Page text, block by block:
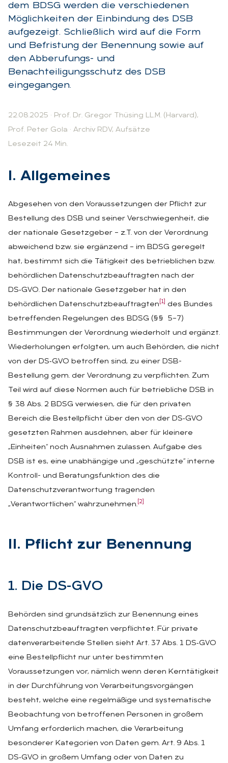
dem BDSG werden die verschiedenen
Möglichkeiten der Einbindung des DSB
aufgezeigt. Schließlich wird auf die Form
und Befristung der Benennung sowie auf
den Abberufungs- und
Benachteiligungsschutz des DSB
eingegangen.
22.08.2025 · Prof. Dr. Gregor Thüsing LL.M. (Harvard),
Prof. Peter Gola · Archiv RDV, Aufsätze
Lesezeit 24 Min.
I. All­ge­mei­nes
Abgesehen von den Voraussetzungen der Pflicht zur
Bestellung des DSB und seiner Verschwiegenheit, die
der nationale Gesetzgeber – z.T. von der Verordnung
abweichend bzw. sie ergänzend – im BDSG geregelt
hat, bestimmt sich die Tätigkeit des betrieblichen bzw.
behördlichen Datenschutzbeauftragten nach der
DS‑GVO. Der nationale Gesetzgeber hat in den
behördlichen Datenschutzbeauftragten [1]
des Bundes
betreffenden Regelungen des BDSG (§§ 5–7)
Bestimmungen der Verordnung wiederholt und ergänzt.
Wiederholungen erfolgten, um auch Behörden, die nicht
von der DS‑GVO betroffen sind, zu einer DSB-
Bestellung gem. der Verordnung zu verpflichten. Zum
Teil wird auf diese Normen auch für betriebliche DSB in
§ 38 Abs. 2 BDSG verwiesen, die für den privaten
Bereich die Bestellpflicht über den von der DS‑GVO
gesetzten Rahmen ausdehnen, aber für kleinere
„Einheiten“ noch Ausnahmen zulassen. Aufgabe des
DSB ist es, eine unabhängige und „geschützte“ interne
Kontroll- und Beratungsfunktion des die
Datenschutzverantwortung tragenden
„Verantwortlichen“ wahrzunehmen. [2]
II. Pflicht zur Be­nen­nung
1. Die DS-GVO
Behörden sind grundsätzlich zur Benennung eines
Datenschutzbeauftragten verpflichtet. Für private
datenverarbeitende Stellen sieht Art. 37 Abs. 1 DS‑GVO
eine Bestellpflicht nur unter bestimmten
Voraussetzungen vor, nämlich wenn deren Kerntätigkeit
in der Durchführung von Verarbeitungsvorgängen
besteht, welche eine regelmäßige und systematische
Beobachtung von betroffenen Personen in großem
Umfang erforderlich machen, die Verarbeitung
besonderer Kategorien von Daten gem. Art. 9 Abs. 1
DS‑GVO in großem Umfang oder von Daten zu